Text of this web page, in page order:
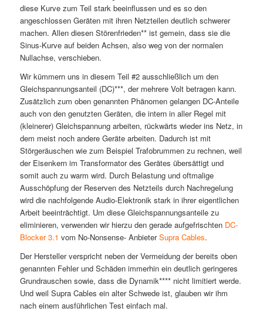
diese Kurve zum Teil stark beeinflussen und es so den
angeschlossen Geräten mit ihren Netzteilen deutlich schwerer
machen. Allen diesen Störenfrieden** ist gemein, dass sie die
Sinus-Kurve auf beiden Achsen, also weg von der normalen
Nullachse, verschieben.
Wir kümmern uns in diesem Teil #2 ausschließlich um den
Gleichspannungsanteil (DC)***, der mehrere Volt betragen kann.
Zusätzlich zum oben genannten Phänomen gelangen DC-Anteile
auch von den genutzten Geräten, die intern in aller Regel mit
(kleinerer) Gleichspannung arbeiten, rückwärts wieder ins Netz, in
dem meist noch andere Geräte arbeiten. Dadurch ist mit
Störgeräuschen wie zum Beispiel Trafobrummen zu rechnen, weil
der Eisenkern im Transformator des Gerätes übersättigt und
somit auch zu warm wird. Durch Belastung und oftmalige
Ausschöpfung der Reserven des Netzteils durch Nachregelung
wird die nachfolgende Audio-Elektronik stark in ihrer eigentlichen
Arbeit beeinträchtigt. Um diese Gleichspannungsanteile zu
eliminieren, verwenden wir hierzu den gerade aufgefrischten DC-
Blocker 3.1 vom No-Nonsense- AnbieterSupra Cables.
Der Hersteller verspricht neben der Vermeidung der bereits oben
genannten Fehler und Schäden immerhin ein deutlich geringeres
Grundrauschen sowie, dass die Dynamik**** nicht limitiert werde.
Und weil Supra Cables ein alter Schwede ist, glauben wir ihm
nach einem ausführlichen Test einfach mal.